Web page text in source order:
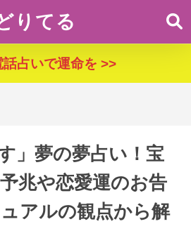
りてる
占いで運命を >>
」夢の夢占い！宝
兆や恋愛運のお告
アルの観点から解